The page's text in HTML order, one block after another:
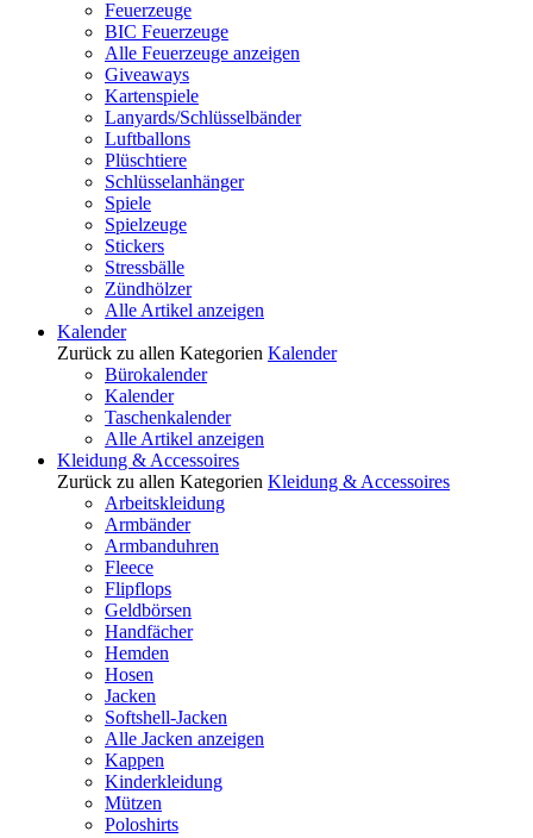
Feuerzeuge
BIC Feuerzeuge
Alle Feuerzeuge anzeigen
Giveaways
Kartenspiele
Lanyards/Schlüsselbänder
Luftballons
Plüschtiere
Schlüsselanhänger
Spiele
Spielzeuge
Stickers
Stressbälle
Zündhölzer
Alle Artikel anzeigen
Kalender
Zurück zu allen Kategorien Kalender
Bürokalender
Kalender
Taschenkalender
Alle Artikel anzeigen
Kleidung & Accessoires
Zurück zu allen Kategorien Kleidung & Accessoires
Arbeitskleidung
Armbänder
Armbanduhren
Fleece
Flipflops
Geldbörsen
Handfächer
Hemden
Hosen
Jacken
Softshell-Jacken
Alle Jacken anzeigen
Kappen
Kinderkleidung
Mützen
Poloshirts